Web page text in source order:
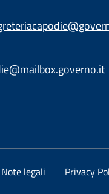
Note legali Privacy